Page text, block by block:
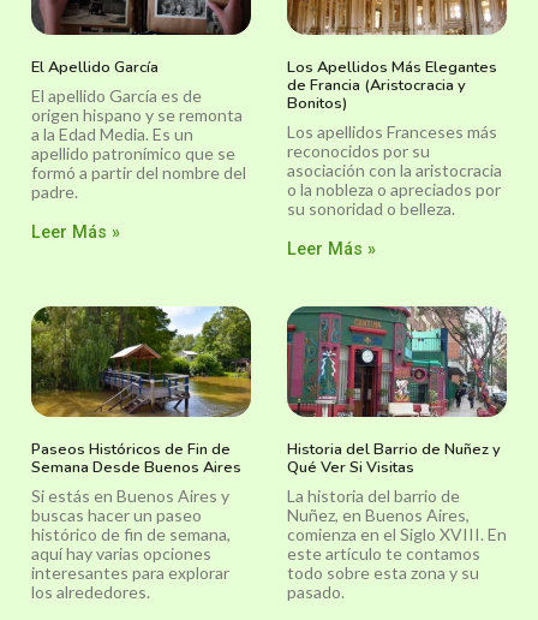
El Apellido García
El apellido García es de
origen hispano y se remonta
a la Edad Media. Es un
apellido patronímico que se
formó a partir del nombre del
padre.
Leer Más »
Los Apellidos Más Elegantes
de Francia (Aristocracia y
Bonitos)
Los apellidos Franceses más
reconocidos por su
asociación con la aristocracia
o la nobleza o apreciados por
su sonoridad o belleza.
Leer Más »
Paseos Históricos de Fin de
Semana Desde Buenos Aires
Si estás en Buenos Aires y
buscas hacer un paseo
histórico de fin de semana,
aquí hay varias opciones
interesantes para explorar
los alrededores.
Historia del Barrio de Nuñez y
Qué Ver Si Visitas
La historia del barrio de
Nuñez, en Buenos Aires,
comienza en el Siglo XVIII. En
este artículo te contamos
todo sobre esta zona y su
pasado.